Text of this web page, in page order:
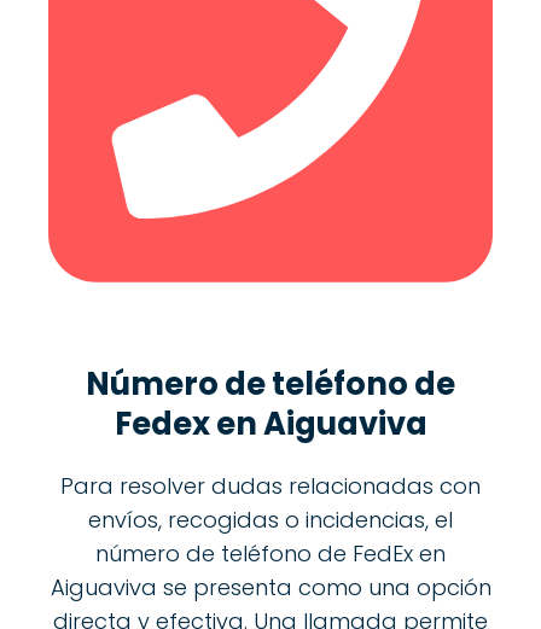
Número de teléfono de
Fedex en Aiguaviva
Para resolver dudas relacionadas con
envíos, recogidas o incidencias, el
número de teléfono de FedEx en
Aiguaviva se presenta como una opción
directa y efectiva. Una llamada permite